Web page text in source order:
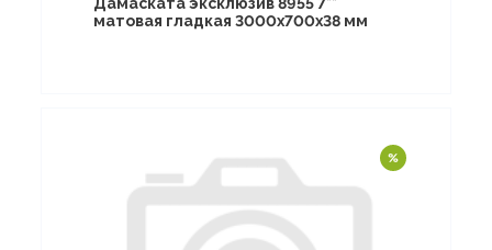
матовая гладкая 3000х700х38 мм